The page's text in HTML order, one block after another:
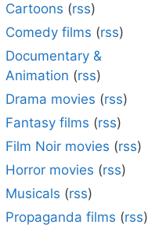
Cartoons (rss)
Comedy films (rss)
Documentary &
Animation (rss)
Drama movies (rss)
Fantasy films (rss)
Film Noir movies (rss)
Horror movies (rss)
Musicals (rss)
Propaganda films (rss)